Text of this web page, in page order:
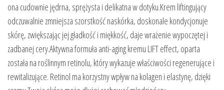
ona cudownie jędrna, sprężysta i delikatna w dotyku.Krem liftingujący
odczuwalnie zmniejsza szorstkość naskórka, doskonale kondycjonuje
skórę, zwiększając jej gładkość i miękkość, daje wrażenie wypoczętej i
zadbanej cery.Aktywna formuła anti-aging kremu LIFT effect, oparta
została na roślinnym retinolu, który wykazuje właściwości regenerujące i
rewitalizujące. Retinol ma korzystny wpływ na kolagen i elastynę, dzięki